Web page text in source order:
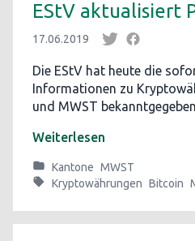
EStV aktualisiert
17.06.2019
Die EStV hat heute die
Informationen zu
und MWST
Weiterlesen
Kantone MWST
Kryptowährungen Bitcoin